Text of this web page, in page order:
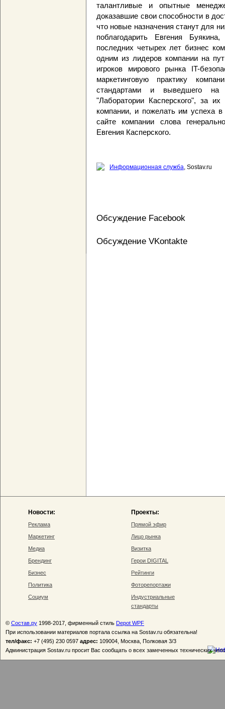
талантливые и опытные
доказавшие свои способности в
что новые назначения станут для
поблагодарить Евгения
последних четырех лет бизнес
одним из лидеров компании на
игроков мирового рынка IT-
маркетинговую практику
стандартами и выведшего на
"Лаборатории Касперского", за
компании, и пожелать им успеха
сайте компании слова
Евгения Касперского.
Информационная служба, Sostav.ru
Обсуждение Facebook
Обсуждение VKontakte
Новости:
Реклама
Маркетинг
Медиа
Брендинг
Бизнес
Политика
Социум
Проекты:
Прямой эфир
Лицо рынка
Визитка
Герои DIGITAL
Рейтинги
Фоторепортажи
Индустриальные
стандарты
© Состав.ру 1998-2017, фирменный стиль Depot WPF
При использовании материалов портала ссылка на Sostav.ru обязательна!
тел/факс: +7 (495) 230 0597 адрес: 109004, Москва, Полковая 3/3
Администрация Sostav.ru просит Вас сообщать о всех замеченных технических